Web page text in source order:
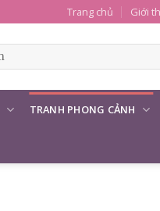
Trang chủ Giới
TRANH PHONG CẢNH